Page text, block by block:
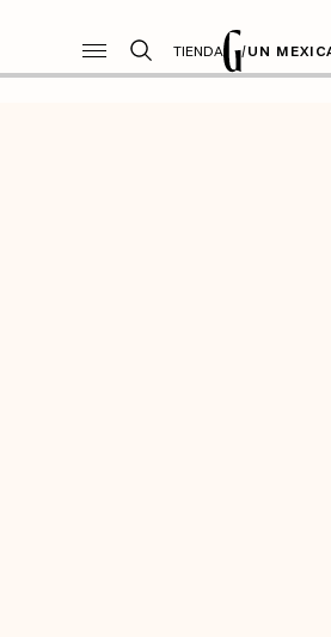
TIENDA /UN